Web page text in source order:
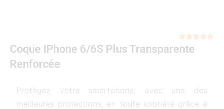

Coque IPhone 6/6S Plus Transparente
Renforcée
Protégez votre smartphone, avec une des
meilleures protections, en toute sobriété grâce à